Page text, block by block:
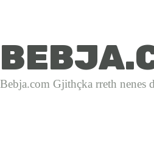
Bebja.com Gjithçka rreth nenes
Bebja.com Gjithçka